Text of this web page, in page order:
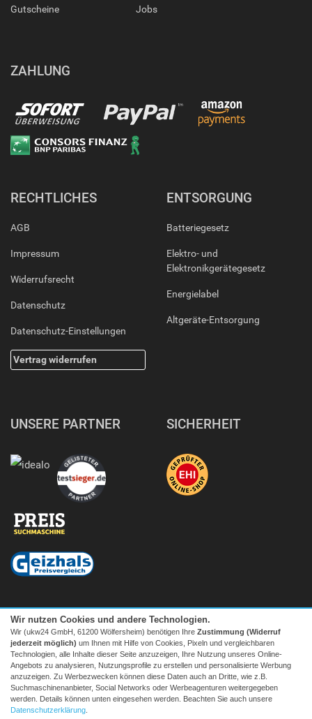
Gutscheine Jobs
ZAHLUNG
RECHTLICHES
AGB
Impressum
Widerrufsrecht
Datenschutz
Datenschutz-Einstellungen
Vertrag widerrufen
ENTSORGUNG
Batteriegesetz
Elektro- und
Elektronikgerätegesetz
Energielabel
Altgeräte-Entsorgung
UNSERE PARTNER SICHERHEIT
Facebook| twitter
Wir nutzen Cookies und andere Technologien.
Wir (ukw24 GmbH, 61200 Wölfersheim) benötigen Ihre Zustimmung (Widerruf
jederzeit möglich) um Ihnen mit Hilfe von Cookies, Pixeln und vergleichbaren
Technologien, alle Inhalte dieser Seite anzuzeigen, Ihre Nutzung unseres Online-
Angebots zu analysieren, Nutzungsprofile zu erstellen und personalisierte Werbung
anzuzeigen. Zu Werbezwecken können diese Daten auch an Dritte, wie z.B.
Suchmaschinenanbieter, Social Networks oder Werbeagenturen weitergegeben
werden. Details können unten eingesehen werden. Beachten Sie auch unsere
Datenschutzerklärung